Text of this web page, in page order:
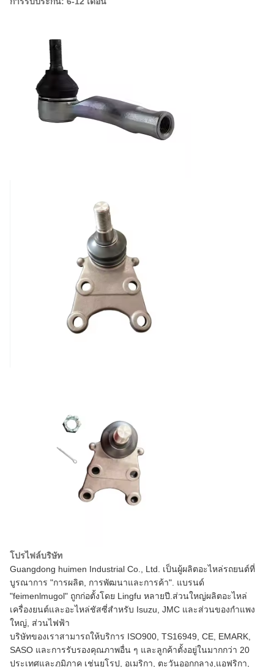
โปรไฟล์บริษัท
Guangdong huimen Industrial Co., Ltd. เป็นผู้ผลิตอะไหล่รถยนต์ที่
บูรณาการ "การผลิต, การพัฒนาและการค้า". แบรนด์
"feimenlmugol" ถูกก่อตั้งโดย Lingfu หลายปี.ส่วนใหญ่ผลิตอะไหล่
เครื่องยนต์และอะไหล่ชัสซี่สําหรับ Isuzu, JMC และส่วนของกําแพง
ใหญ่, ส่วนไฟฟ้า
บริษัทของเราสามารถให้บริการ ISO900, TS16949, CE, EMARK,
SASO และการรับรองคุณภาพอื่น ๆ และลูกค้าตั้งอยู่ในมากกว่า 20
ประเทศและภูมิภาค เช่นยุโรป, อเมริกา, ตะวันออกกลาง,แอฟริกา,